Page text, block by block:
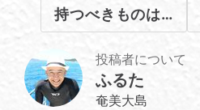
持つべきものは…
投稿者について
ふるた
奄美大島